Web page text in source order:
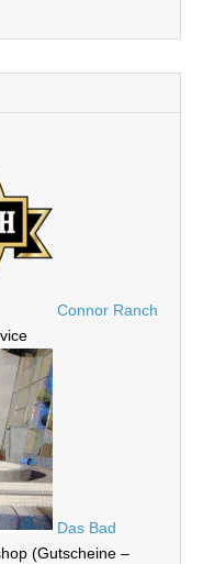
Connor Ranch
Das Bad
(Gutscheine –